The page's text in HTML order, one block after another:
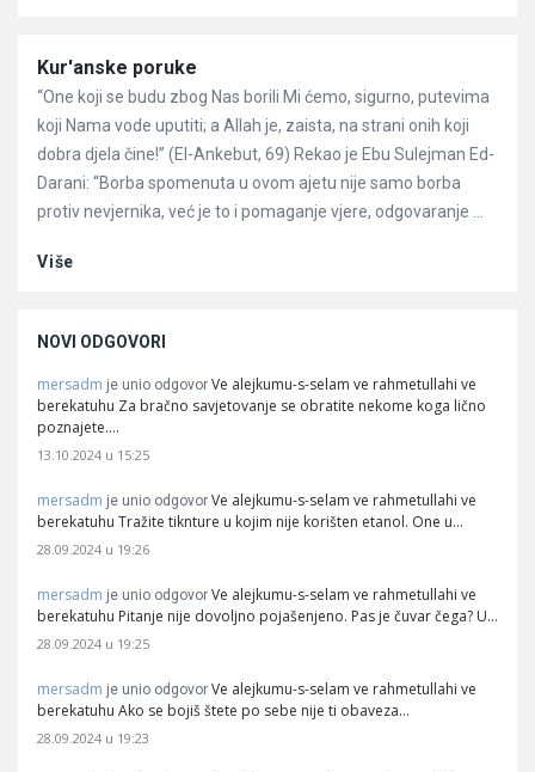
Članci
Kur'anske poruke
“One koji se budu zbog Nas borili Mi ćemo, sigurno, putevima
koji Nama vode uputiti; a Allah je, zaista, na strani onih koji
dobra djela čine!” (El-Ankebut, 69) Rekao je Ebu Sulejman Ed-
Darani: “Borba spomenuta u ovom ajetu nije samo borba
protiv nevjernika, već je to i pomaganje vjere, odgovaranje ...
Više
NOVI ODGOVORI
mersadm je unio odgovor Ve alejkumu-s-selam ve rahmetullahi ve
berekatuhu Za bračno savjetovanje se obratite nekome koga lično
poznajete.…
13.10.2024 u 15:25
mersadm je unio odgovor Ve alejkumu-s-selam ve rahmetullahi ve
berekatuhu Tražite tiknture u kojim nije korišten etanol. One u…
28.09.2024 u 19:26
mersadm je unio odgovor Ve alejkumu-s-selam ve rahmetullahi ve
berekatuhu Pitanje nije dovoljno pojašenjeno. Pas je čuvar čega? U…
28.09.2024 u 19:25
mersadm je unio odgovor Ve alejkumu-s-selam ve rahmetullahi ve
berekatuhu Ako se bojiš štete po sebe nije ti obaveza…
28.09.2024 u 19:23